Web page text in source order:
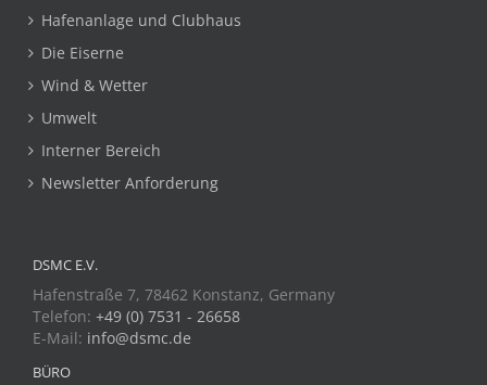
Hafenanlage und Clubhaus
Die Eiserne
Wind & Wetter
Umwelt
Interner Bereich
Newsletter Anforderung
DSMC E.V.
Hafenstraße 7, 78462 Konstanz, Germany
Telefon: +49 (0) 7531 - 26658
E-Mail: info@dsmc.de
BÜRO